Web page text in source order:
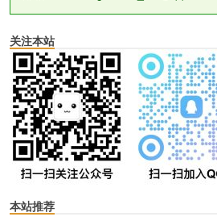
关注本站
本站推荐